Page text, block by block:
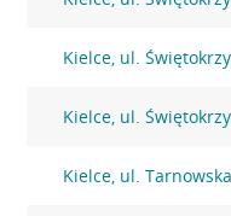
Kielce, ul.
Kielce, ul.
Kielce, ul.